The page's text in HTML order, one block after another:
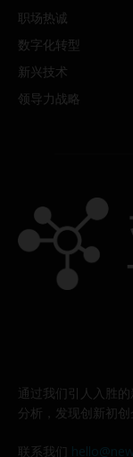
职场热诚
数字化转型
新兴技术
领导力战略
通过我们引人入胜
分析，发现创新初创
联系我们